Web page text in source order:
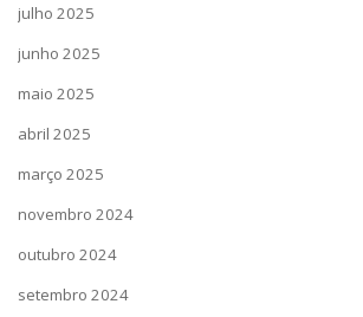
julho 2025
junho 2025
maio 2025
abril 2025
março 2025
novembro 2024
outubro 2024
setembro 2024